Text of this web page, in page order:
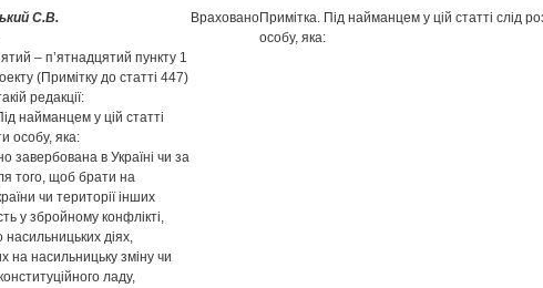
С.В.
– п’ятнадцятий пункту 1
(Примітку до статті 447)
редакції:
найманцем у цій статті
особу, яка:
завербована в Україні чи за
того, щоб брати на
чи території інших
у збройному конфлікті,
насильницьких діях,
на насильницьку зміну чи
ладу,
ВрахованоПримітка. Під найманцем у цій статті слід
особу, яка: